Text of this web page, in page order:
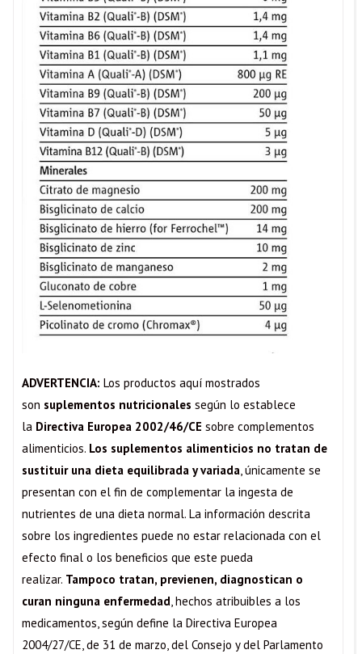
ADVERTENCIA: Los productos aquí mostrados
son suplementos nutricionales según lo establece
la Directiva Europea 2002/46/CE sobre complementos
alimenticios. Los suplementos alimenticios no tratan de
sustituir una dieta equilibrada y variada, únicamente se
presentan con el fin de complementar la ingesta de
nutrientes de una dieta normal. La información descrita
sobre los ingredientes puede no estar relacionada con el
efecto final o los beneficios que este pueda
realizar. Tampoco tratan, previenen, diagnostican o
curan ninguna enfermedad, hechos atribuibles a los
medicamentos, según define la Directiva Europea
2004/27/CE, de 31 de marzo, del Consejo y del Parlamento